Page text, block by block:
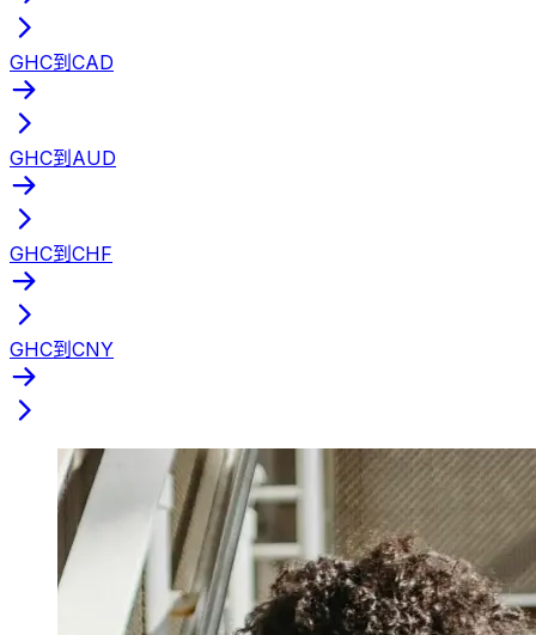
GHC到CAD
GHC到AUD
GHC到CHF
GHC到CNY